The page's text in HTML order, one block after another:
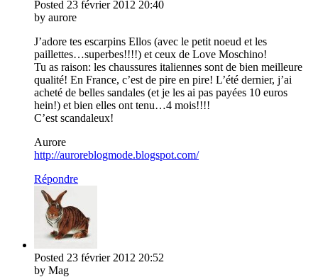
Posted 23 février 2012 20:40
by aurore
J’adore tes escarpins Ellos (avec le petit noeud et les
paillettes…superbes!!!!) et ceux de Love Moschino!
Tu as raison: les chaussures italiennes sont de bien meilleure
qualité! En France, c’est de pire en pire! L’été dernier, j’ai
acheté de belles sandales (et je les ai pas payées 10 euros
hein!) et bien elles ont tenu…4 mois!!!!
C’est scandaleux!
Aurore
http://auroreblogmode.blogspot.com/
Répondre
Posted 23 février 2012 20:52
by Mag